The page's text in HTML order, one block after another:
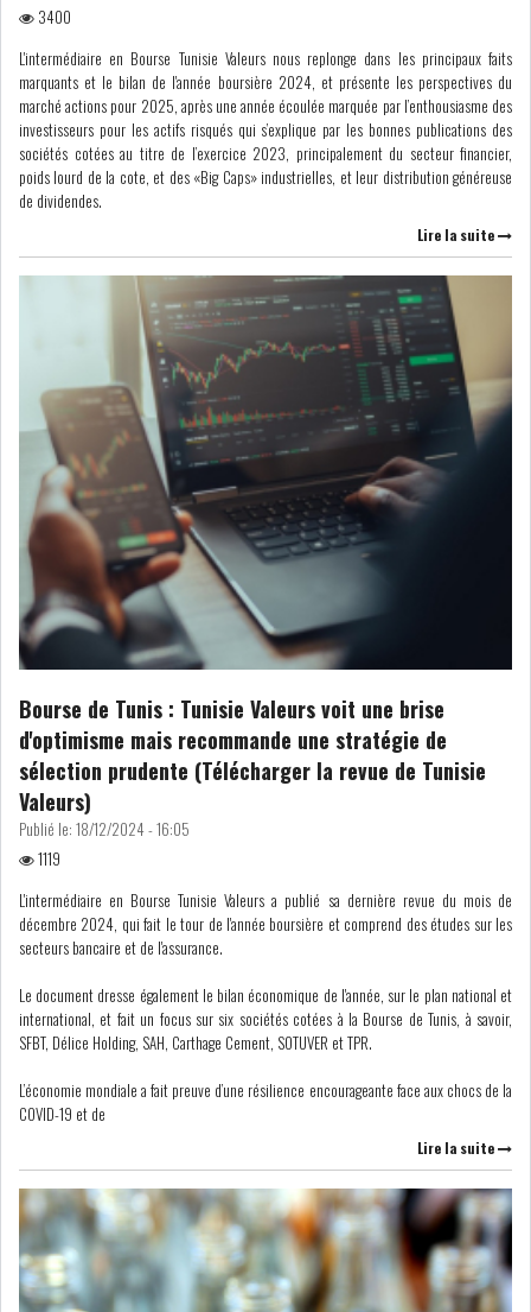
3400
L'intermédiaire en Bourse Tunisie Valeurs nous replonge dans les principaux faits
marquants et le bilan de l'année boursière 2024, et présente les perspectives du
marché actions pour 2025, après une année écoulée marquée par l’enthousiasme des
investisseurs pour les actifs risqués qui s’explique par les bonnes publications des
sociétés cotées au titre de l’exercice 2023, principalement du secteur financier,
poids lourd de la cote, et des «Big Caps» industrielles, et leur distribution généreuse
de dividendes.
Lire la suite
Bourse de Tunis : Tunisie Valeurs voit une brise
d'optimisme mais recommande une stratégie de
sélection prudente (Télécharger la revue de Tunisie
Valeurs)
Publié le: 18/12/2024 - 16:05
1119
L'intermédiaire en Bourse Tunisie Valeurs a publié sa dernière revue du mois de
décembre 2024, qui fait le tour de l'année boursière et comprend des études sur les
secteurs bancaire et de l'assurance.
Le document dresse également le bilan économique de l'année, sur le plan national et
international, et fait un focus sur six sociétés cotées à la Bourse de Tunis, à savoir,
SFBT, Délice Holding, SAH, Carthage Cement, SOTUVER et TPR.
L’économie mondiale a fait preuve d’une résilience encourageante face aux chocs de la
COVID-19 et de
Lire la suite